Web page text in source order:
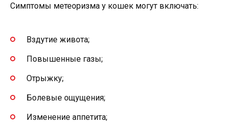
Симптомы метеоризма у кошек могут включать:
Вздутие живота;
Повышенные газы;
Отрыжку;
Болевые ощущения;
Изменение аппетита;